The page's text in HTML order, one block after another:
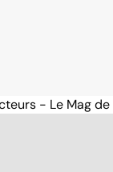
- Le Mag de